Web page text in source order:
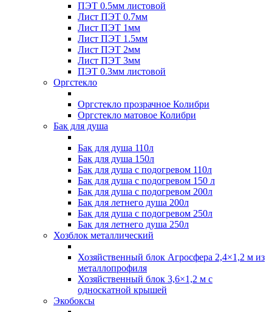
ПЭТ 0.5мм листовой
Лист ПЭТ 0.7мм
Лист ПЭТ 1мм
Лист ПЭТ 1.5мм
Лист ПЭТ 2мм
Лист ПЭТ 3мм
ПЭТ 0.3мм листовой
Оргстекло
Оргстекло прозрачное Колибри
Оргстекло матовое Колибри
Бак для душа
Бак для душа 110л
Бак для душа 150л
Бак для душа с подогревом 110л
Бак для душа с подогревом 150 л
Бак для душа с подогревом 200л
Бак для летнего душа 200л
Бак для душа с подогревом 250л
Бак для летнего душа 250л
Хозблок металлический
Хозяйственный блок Агросфера 2,4×1,2 м из
металлопрофиля
Хозяйственный блок 3,6×1,2 м с
односкатной крышей
Экобоксы